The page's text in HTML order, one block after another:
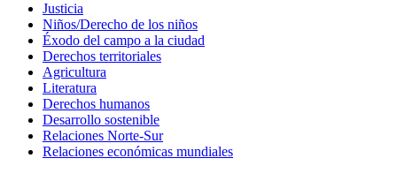
Justicia
Niños/Derecho de los niños
Éxodo del campo a la ciudad
Derechos territoriales
Agricultura
Literatura
Derechos humanos
Desarrollo sostenible
Relaciones Norte-Sur
Relaciones económicas mundiales